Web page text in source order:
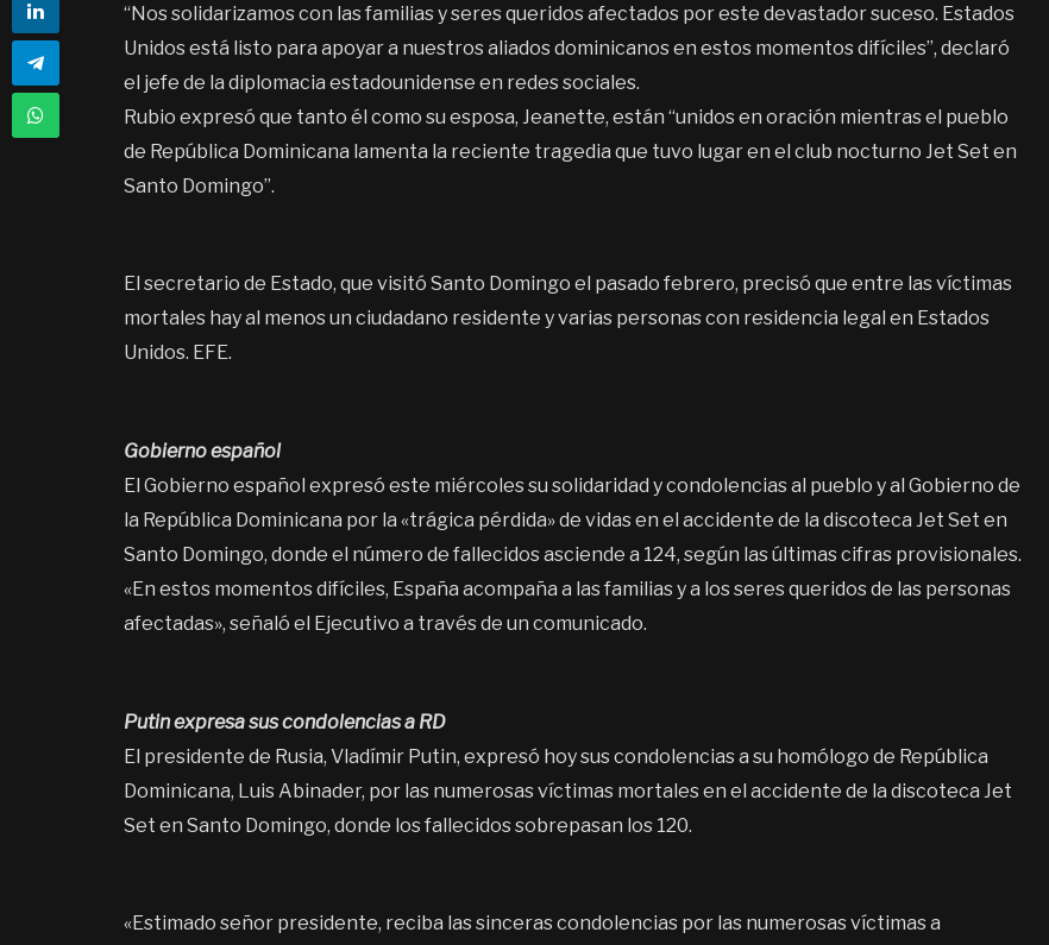
“Nos solidarizamos con las familias y seres queridos afectados por este devastador suceso. Estados
Unidos está listo para apoyar a nuestros aliados dominicanos en estos momentos difíciles”, declaró
el jefe de la diplomacia estadounidense en redes sociales.
Rubio expresó que tanto él como su esposa, Jeanette, están “unidos en oración mientras el pueblo
de República Dominicana lamenta la reciente tragedia que tuvo lugar en el club nocturno Jet Set en
Santo Domingo”.
El secretario de Estado, que visitó Santo Domingo el pasado febrero, precisó que entre las víctimas
mortales hay al menos un ciudadano residente y varias personas con residencia legal en Estados
Unidos. EFE.
Gobierno español
El Gobierno español expresó este miércoles su solidaridad y condolencias al pueblo y al Gobierno de
la República Dominicana por la «trágica pérdida» de vidas en el accidente de la discoteca Jet Set en
Santo Domingo, donde el número de fallecidos asciende a 124, según las últimas cifras provisionales.
«En estos momentos difíciles, España acompaña a las familias y a los seres queridos de las personas
afectadas», señaló el Ejecutivo a través de un comunicado.
Putin expresa sus condolencias a RD
El presidente de Rusia, Vladímir Putin, expresó hoy sus condolencias a su homólogo de República
Dominicana, Luis Abinader, por las numerosas víctimas mortales en el accidente de la discoteca Jet
Set en Santo Domingo, donde los fallecidos sobrepasan los 120.
«Estimado señor presidente, reciba las sinceras condolencias por las numerosas víctimas a